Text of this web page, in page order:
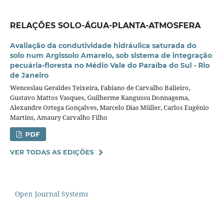
RELAÇÕES SOLO-ÁGUA-PLANTA-ATMOSFERA
Avaliação da condutividade hidráulica saturada do
solo num Argissolo Amarelo, sob sistema de integração
pecuária-floresta no Médio Vale do Paraíba do Sul - Rio
de Janeiro
Wenceslau Geraldes Teixeira, Fabiano de Carvalho Balieiro,
Gustavo Mattos Vasques, Guilherme Kangussu Donnagema,
Alexandre Ortega Gonçalves, Marcelo Dias Müller, Carlos Eugênio
Martins, Amaury Carvalho Filho
PDF
VER TODAS AS EDIÇÕES
Open Journal Systems